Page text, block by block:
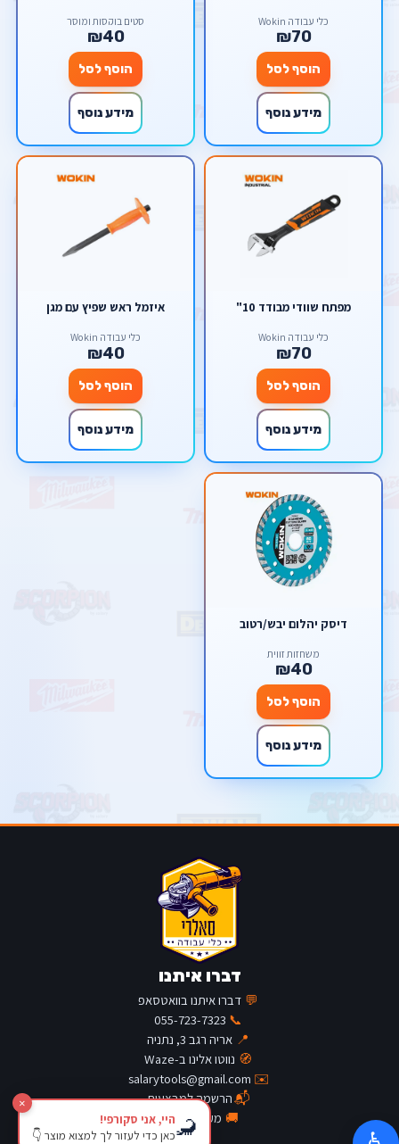
כלי עבודה Wokin
₪70
הוסף לסל
מידע נוסף
סטים בוקסות ומוסך
₪40
הוסף לסל
מידע נוסף
מפתח שוודי מבודד 10"
כלי עבודה Wokin
₪70
הוסף לסל
מידע נוסף
איזמל ראש שפיץ עם מגן
כלי עבודה Wokin
₪40
הוסף לסל
מידע נוסף
דיסק יהלום יבש/רטוב
משחזות זווית
₪40
הוסף לסל
מידע נוסף
דברו איתנו
💬 דברו איתנו בוואטסאפ
📞
055-723-7323
📍 אריה רגב 3, נתניה
🧭 נווטו אלינו ב-Waze
✉️
salarytools@gmail.com
📬הרשמה למבצעים
🚚 מעקב משלוח
×
🦂היי, אני סקורפי!
כאן כדי לעזור לך למצוא מוצר 👇